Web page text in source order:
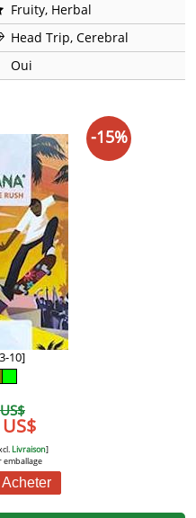
Fruity, Herbal
Head Trip, Cerebral
Oui
10]
Livraison]
Acheter
-15%